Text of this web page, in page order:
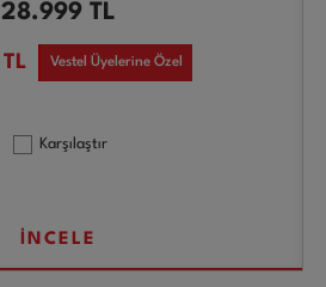
28.999 TL
TL Vestel Üyelerine Özel
Karşılaştır
İNCELE